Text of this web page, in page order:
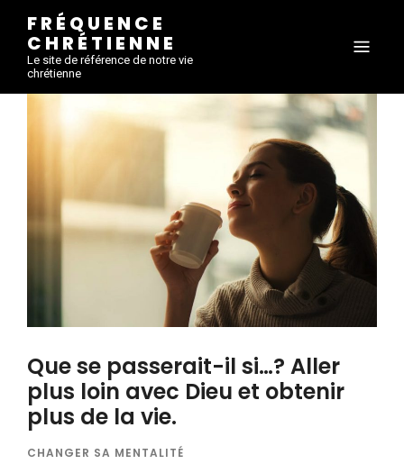
FRÉQUENCE
CHRÉTIENNE
Le site de référence de notre vie
chrétienne
Que se passerait-il si…? Aller
plus loin avec Dieu et obtenir
plus de la vie.
CHANGER SA MENTALITÉ